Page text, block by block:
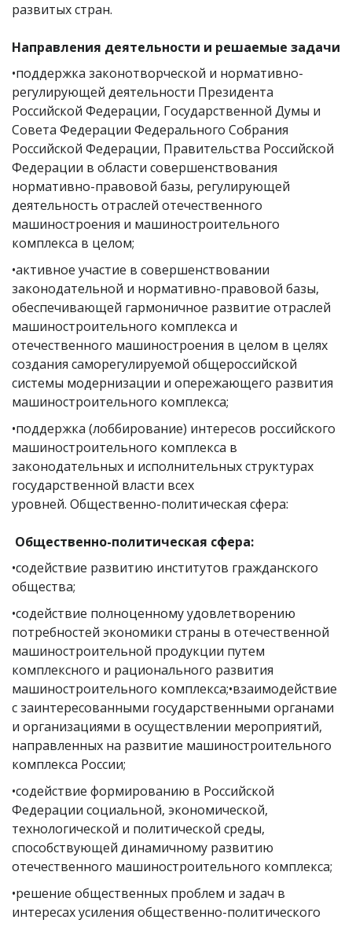
развитых стран.
Направления деятельности и решаемые задачи
•поддержка законотворческой и нормативно-
регулирующей деятельности Президента
Российской Федерации, Государственной Думы и
Совета Федерации Федерального Собрания
Российской Федерации, Правительства Российской
Федерации в области совершенствования
нормативно-правовой базы, регулирующей
деятельность отраслей отечественного
машиностроения и машиностроительного
комплекса в целом;
•активное участие в совершенствовании
законодательной и нормативно-правовой базы,
обеспечивающей гармоничное развитие отраслей
машиностроительного комплекса и
отечественного машиностроения в целом в целях
создания саморегулируемой общероссийской
системы модернизации и опережающего развития
машиностроительного комплекса;
•поддержка (лоббирование) интересов российского
машиностроительного комплекса в
законодательных и исполнительных структурах
государственной власти всех
уровней. Общественно-политическая сфера:
Общественно-политическая сфера:
•содействие развитию институтов гражданского
общества;
•содействие полноценному удовлетворению
потребностей экономики страны в отечественной
машиностроительной продукции путем
комплексного и рационального развития
машиностроительного комплекса;•взаимодействие
с заинтересованными государственными органами
и организациями в осуществлении мероприятий,
направленных на развитие машиностроительного
комплекса России;
•содействие формированию в Российской
Федерации социальной, экономической,
технологической и политической среды,
способствующей динамичному развитию
отечественного машиностроительного комплекса;
•решение общественных проблем и задач в
интересах усиления общественно-политического